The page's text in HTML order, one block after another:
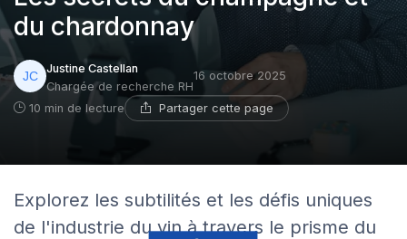
du chardonnay
Justine Castellan
Chargée de recherche RH
16 octobre 2025
10 min de lecture Partager cette page
Explorez les subtilités et les défis uniques
de l'industrie du vin à travers le prisme du